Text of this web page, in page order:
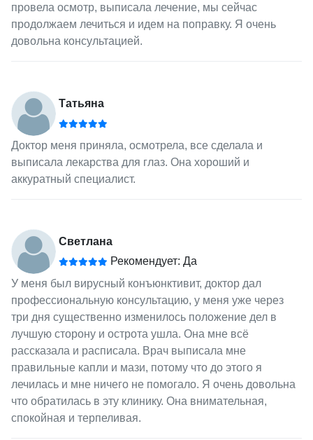
провела осмотр, выписала лечение, мы сейчас
продолжаем лечиться и идем на поправку. Я очень
довольна консультацией.
Татьяна
Доктор меня приняла, осмотрела, все сделала и
выписала лекарства для глаз. Она хороший и
аккуратный специалист.
Светлана
Рекомендует: Да
У меня был вирусный конъюнктивит, доктор дал
профессиональную консультацию, у меня уже через
три дня существенно изменилось положение дел в
лучшую сторону и острота ушла. Она мне всё
рассказала и расписала. Врач выписала мне
правильные капли и мази, потому что до этого я
лечилась и мне ничего не помогало. Я очень довольна
что обратилась в эту клинику. Она внимательная,
спокойная и терпеливая.